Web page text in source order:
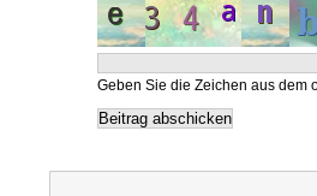
Geben Sie die Zeichen aus dem